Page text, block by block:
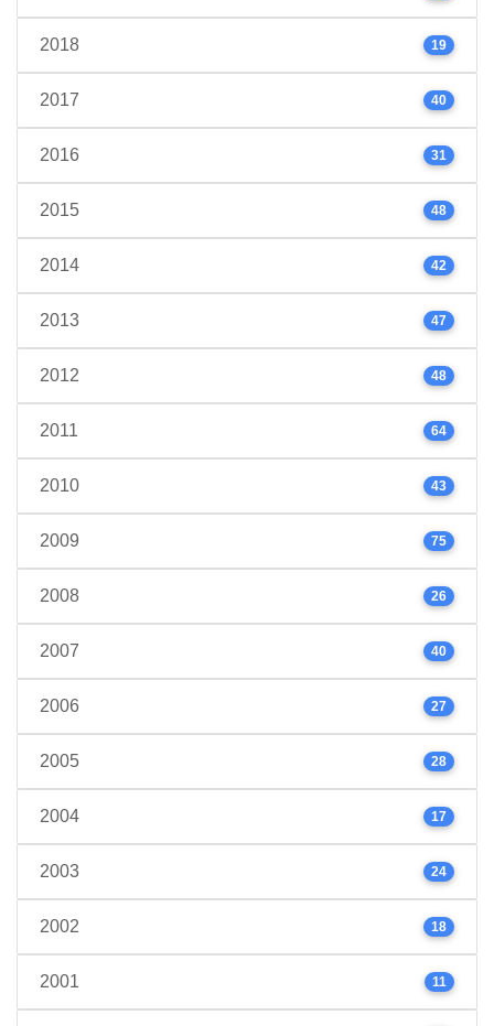
2018 19
2017 40
2016 31
2015 48
2014 42
2013 47
2012 48
2011 64
2010 43
2009 75
2008 26
2007 40
2006 27
2005 28
2004 17
2003 24
2002 18
2001 11